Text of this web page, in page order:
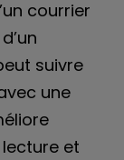
courrier
suivre
une
et